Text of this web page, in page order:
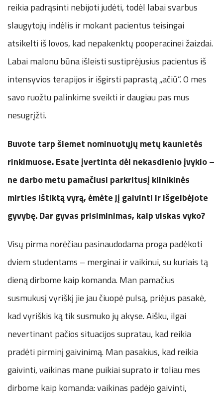
reikia padrąsinti nebijoti judėti, todėl labai svarbus
slaugytojų indėlis ir mokant pacientus teisingai
atsikelti iš lovos, kad nepakenktų pooperacinei žaizdai.
Labai malonu būna išleisti sustiprėjusius pacientus iš
intensyvios terapijos ir išgirsti paprastą „ačiū“. O mes
savo ruožtu palinkime sveikti ir daugiau pas mus
nesugrįžti.
Buvote tarp šiemet nominuotųjų metų kaunietės
rinkimuose. Esateįvertinta dėl nekasdienio įvykio –
ne darbo metu pamačiusi parkritusį klinikinės
mirties ištiktą vyrą, ėmėte jį gaivinti ir išgelbėjote
gyvybę. Dar gyvas prisiminimas, kaip viskas vyko?
Visų pirma norėčiau pasinaudodama proga padėkoti
dviem studentams – merginai ir vaikinui, su kuriais tą
dieną dirbome kaip komanda. Man pamačius
susmukusį vyriškį jie jau čiuopė pulsą, priėjus pasakė,
kad vyriškis ką tik susmuko jų akyse. Aišku, ilgai
nevertinant pačios situacijos supratau, kad reikia
pradėti pirminį gaivinimą. Man pasakius, kad reikia
gaivinti, vaikinas mane puikiai suprato ir toliau mes
dirbome kaip komanda: vaikinas padėjo gaivinti,